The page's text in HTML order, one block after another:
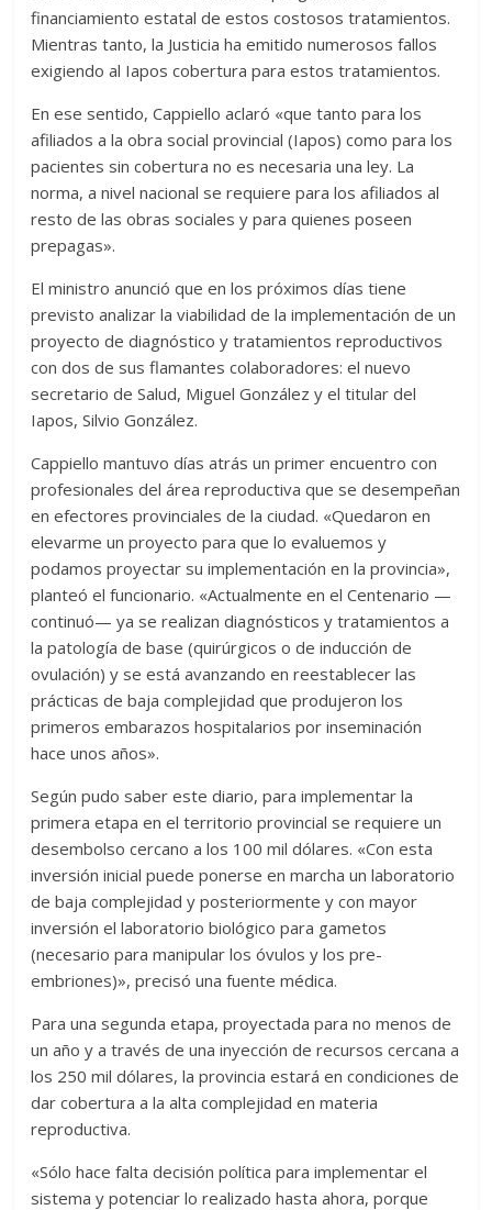
financiamiento estatal de estos costosos tratamientos.
Mientras tanto, la Justicia ha emitido numerosos fallos
exigiendo al Iapos cobertura para estos tratamientos.
En ese sentido, Cappiello aclaró «que tanto para los
afiliados a la obra social provincial (Iapos) como para los
pacientes sin cobertura no es necesaria una ley. La
norma, a nivel nacional se requiere para los afiliados al
resto de las obras sociales y para quienes poseen
prepagas».
El ministro anunció que en los próximos días tiene
previsto analizar la viabilidad de la implementación de un
proyecto de diagnóstico y tratamientos reproductivos
con dos de sus flamantes colaboradores: el nuevo
secretario de Salud, Miguel González y el titular del
Iapos, Silvio González.
Cappiello mantuvo días atrás un primer encuentro con
profesionales del área reproductiva que se desempeñan
en efectores provinciales de la ciudad. «Quedaron en
elevarme un proyecto para que lo evaluemos y
podamos proyectar su implementación en la provincia»,
planteó el funcionario. «Actualmente en el Centenario —
continuó— ya se realizan diagnósticos y tratamientos a
la patología de base (quirúrgicos o de inducción de
ovulación) y se está avanzando en reestablecer las
prácticas de baja complejidad que produjeron los
primeros embarazos hospitalarios por inseminación
hace unos años».
Según pudo saber este diario, para implementar la
primera etapa en el territorio provincial se requiere un
desembolso cercano a los 100 mil dólares. «Con esta
inversión inicial puede ponerse en marcha un laboratorio
de baja complejidad y posteriormente y con mayor
inversión el laboratorio biológico para gametos
(necesario para manipular los óvulos y los pre-
embriones)», precisó una fuente médica.
Para una segunda etapa, proyectada para no menos de
un año y a través de una inyección de recursos cercana a
los 250 mil dólares, la provincia estará en condiciones de
dar cobertura a la alta complejidad en materia
reproductiva.
«Sólo hace falta decisión política para implementar el
sistema y potenciar lo realizado hasta ahora, porque